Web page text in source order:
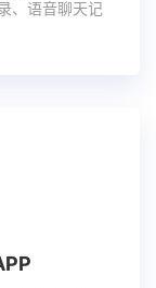
、语音聊天记